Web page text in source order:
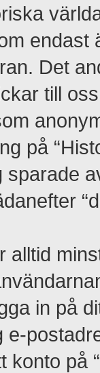
endast
Det
till
på
sparade
alltid
in på
e-
konto på